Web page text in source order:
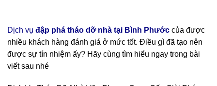
Dịch vụ đập phá tháo dỡ nhà tại Bình Phước của được
nhiều khách hàng đánh giá ở mức tốt. Điều gì đã tạo nên
được sự tín nhiệm ấy? Hãy cùng tìm hiểu ngay trong bài
viết sau nhé